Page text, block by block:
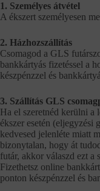
1. Személyes átvétel
A ékszert személyesen
2. Házhozszállítás
Csomagod a GLS
bankkártyás fizetéssel a
készpénzzel és
3. Szállítás GLS
Ha el szeretnéd kerülni a
ékszer esetén (eljegyzési
kedvesed jelenléte miatt
bizonytalan, hogy át
futár, akkor válaszd ezt a
Fizethetsz online
ponton készpénzzel és